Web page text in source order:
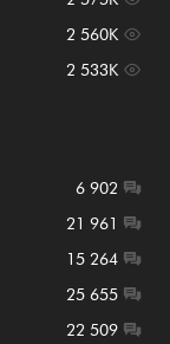
2 560K
2 533K
6 902
21 961
15 264
25 655
22 509